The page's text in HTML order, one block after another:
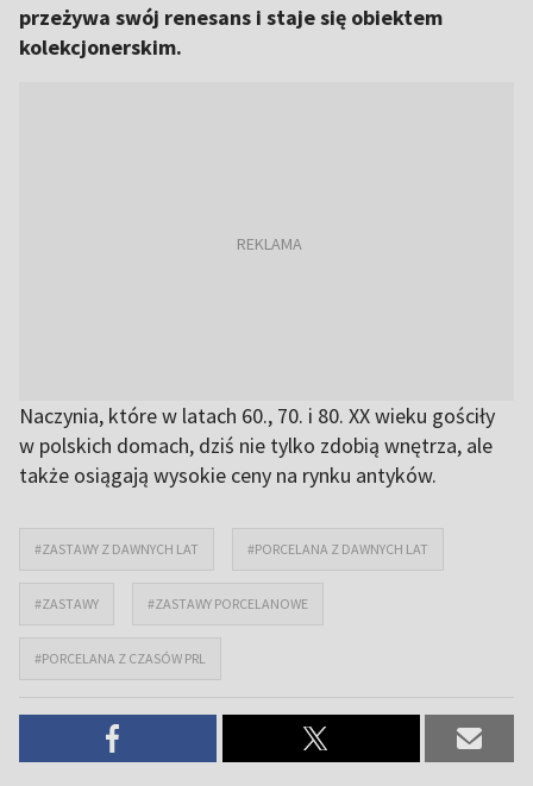
przeżywa swój renesans i staje się obiektem
kolekcjonerskim.
Naczynia, które w latach 60., 70. i 80. XX wieku gościły
w polskich domach, dziś nie tylko zdobią wnętrza, ale
także osiągają wysokie ceny na rynku antyków.
#ZASTAWY Z DAWNYCH LAT #PORCELANA Z DAWNYCH LAT
#ZASTAWY #ZASTAWY PORCELANOWE
#PORCELANA Z CZASÓW PRL